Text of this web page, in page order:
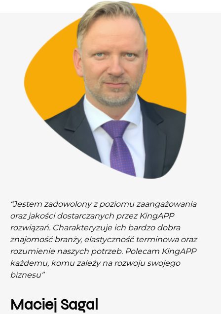
“Jestem zadowolony z poziomu zaangażowania
oraz jakości dostarczanych przez KingAPP
rozwiązań. Charakteryzuje ich bardzo dobra
znajomość branży, elastyczność terminowa oraz
rozumienie naszych potrzeb. Polecam KingAPP
każdemu, komu zależy na rozwoju swojego
biznesu”
Maciej Sagal